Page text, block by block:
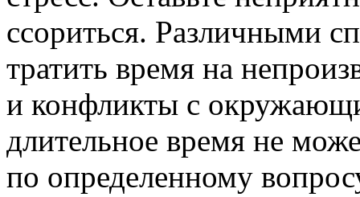
ссориться. Различными
тратить время на
и конфликты с
длительное время не
по определенному